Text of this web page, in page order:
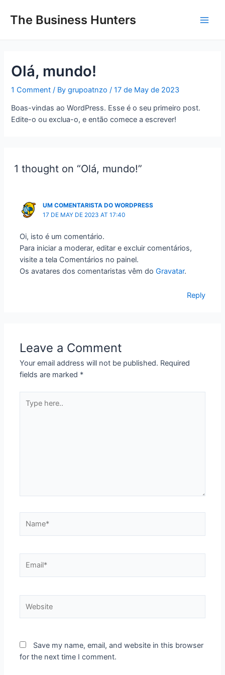
The Business Hunters
Olá, mundo!
1 Comment / Bygrupoatnzo/17 de May de 2023
Boas-vindas ao WordPress. Esse é o seu primeiro post.
Edite-o ou exclua-o, e então comece a escrever!
1 thought on “Olá, mundo!”
UM COMENTARISTA DO WORDPRESS
17 DE MAY DE 2023 AT 17:40
Oi, isto é um comentário.
Para iniciar a moderar, editar e excluir comentários,
visite a tela Comentários no painel.
Os avatares dos comentaristas vêm doGravatar.
Reply
Leave a Comment
Your email address will not be published. Required
fields are marked *
here..
Save my name, email, and website in this browser
for the next time I comment.